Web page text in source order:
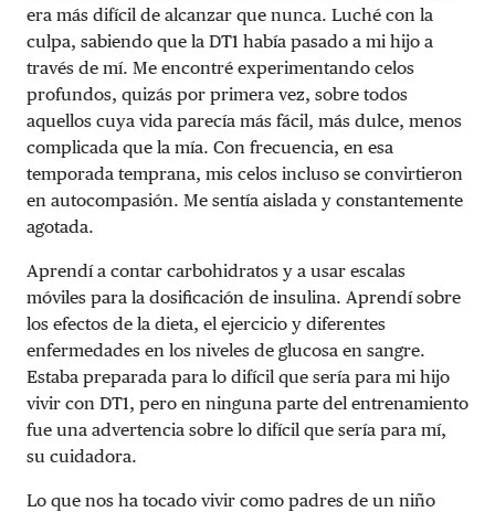
era más difícil de alcanzar que nunca. Luché con la
culpa, sabiendo que la DT1 había pasado a mi hijo a
través de mí. Me encontré experimentando celos
profundos, quizás por primera vez, sobre todos
aquellos cuya vida parecía más fácil, más dulce, menos
complicada que la mía. Con frecuencia, en esa
temporada temprana, mis celos incluso se convirtieron
en autocompasión. Me sentía aislada y constantemente
agotada.
Aprendí a contar carbohidratos y a usar escalas
móviles para la dosificación de insulina. Aprendí sobre
los efectos de la dieta, el ejercicio y diferentes
enfermedades en los niveles de glucosa en sangre.
Estaba preparada para lo difícil que sería para mi hijo
vivir con DT1, pero en ninguna parte del entrenamiento
fue una advertencia sobre lo difícil que sería para mí,
su cuidadora.
Lo que nos ha tocado vivir como padres de un niño